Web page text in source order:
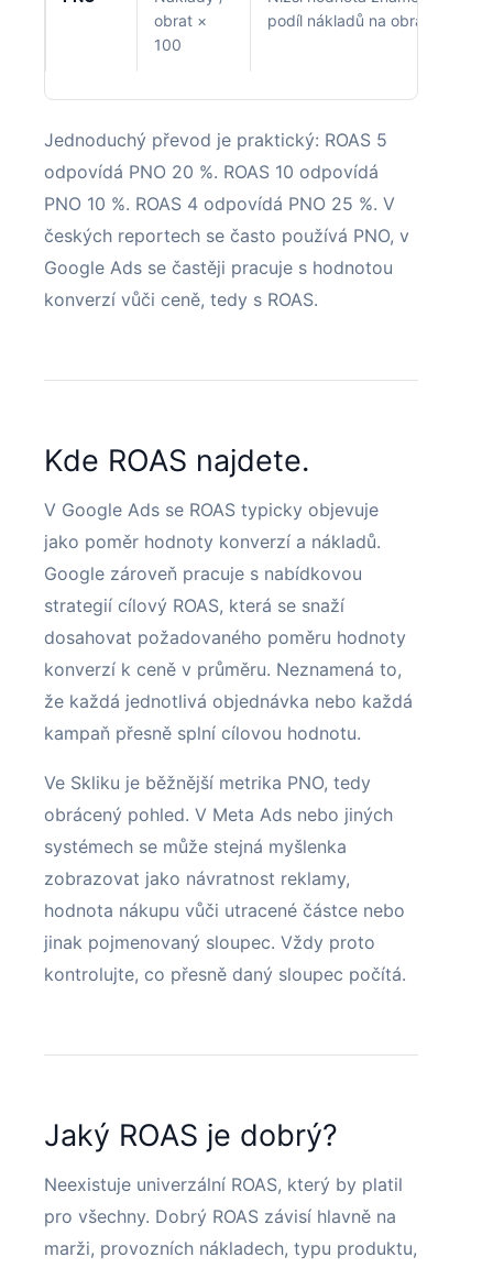
obrat ×
100
podíl nákladů na obratu.
Jednoduchý převod je praktický: ROAS 5
odpovídá PNO 20 %. ROAS 10 odpovídá
PNO 10 %. ROAS 4 odpovídá PNO 25 %. V
českých reportech se často používá PNO, v
Google Ads se častěji pracuje s hodnotou
konverzí vůči ceně, tedy s ROAS.
Kde ROAS najdete.
V Google Ads se ROAS typicky objevuje
jako poměr hodnoty konverzí a nákladů.
Google zároveň pracuje s nabídkovou
strategií cílový ROAS, která se snaží
dosahovat požadovaného poměru hodnoty
konverzí k ceně v průměru. Neznamená to,
že každá jednotlivá objednávka nebo každá
kampaň přesně splní cílovou hodnotu.
Ve Skliku je běžnější metrika PNO, tedy
obrácený pohled. V Meta Ads nebo jiných
systémech se může stejná myšlenka
zobrazovat jako návratnost reklamy,
hodnota nákupu vůči utracené částce nebo
jinak pojmenovaný sloupec. Vždy proto
kontrolujte, co přesně daný sloupec počítá.
Jaký ROAS je dobrý?
Neexistuje univerzální ROAS, který by platil
pro všechny. Dobrý ROAS závisí hlavně na
marži, provozních nákladech, typu produktu,